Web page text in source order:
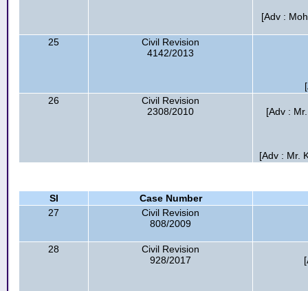
[Adv :
25
Civil Revision
4142/2013
26
Civil Revision
2308/2010
[Adv :
[Adv : Mr.
Sl
Case Number
27
Civil Revision
808/2009
28
Civil Revision
928/2017